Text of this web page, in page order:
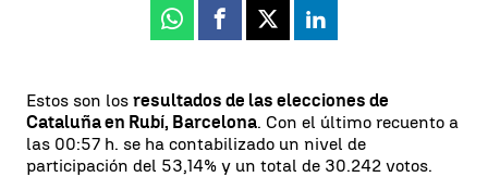
Whatsapp
Facebook
X Linkedin
Estos son los resultados de las elecciones de
Cataluña en Rubí, Barcelona. Con el último recuento a
las 00:57 h. se ha contabilizado un nivel de
participación del 53,14% y un total de 30.242 votos.